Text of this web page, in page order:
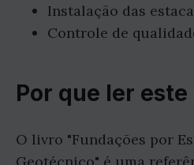
Instalação das
Controle de
Por que ler
O livro "Fundações por